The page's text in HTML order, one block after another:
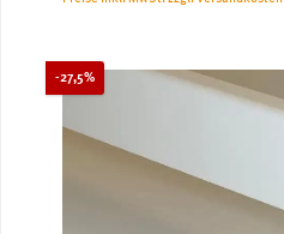
-27,5%Rabatt